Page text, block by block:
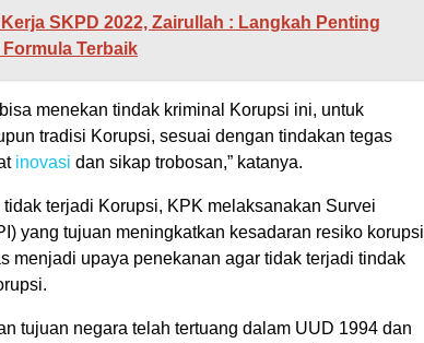
Kerja SKPD 2022, Zairullah : Langkah Penting
Terbaik
menekan tindak kriminal Korupsi ini, untuk
tradisi Korupsi, sesuai dengan tindakan tegas
inovasi dan sikap trobosan,” katanya.
terjadi Korupsi, KPK melaksanakan Survei
yang tujuan meningkatkan kesadaran resiko korupsi
menjadi upaya penekanan agar tidak terjadi tindak
tujuan negara telah tertuang dalam UUD 1994 dan